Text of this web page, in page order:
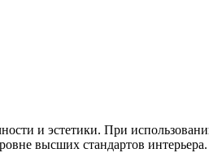
и эстетики. При
высших стандартов интерьера.